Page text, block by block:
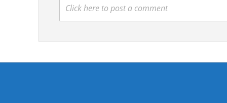
Click here to post a comment